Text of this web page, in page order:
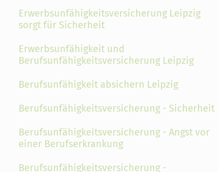
Erwerbsunfähigkeitsversicherung Leipzig
sorgt für Sicherheit
Erwerbsunfähigkeit und
Berufsunfähigkeitsversicherung Leipzig
Berufsunfähigkeit absichern Leipzig
Berufsunfähigkeitsversicherung - Sicherheit
Berufsunfähigkeitsversicherung - Angst vor
einer Berufserkrankung
Berufsunfähigkeitsversicherung -